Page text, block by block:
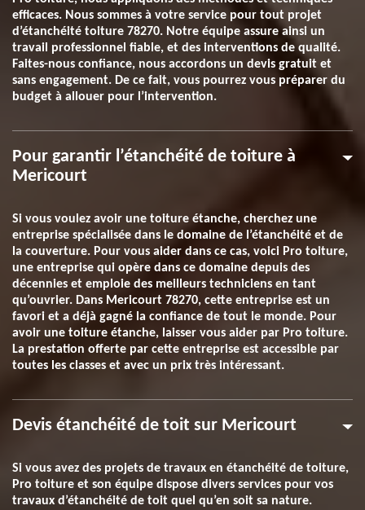
efficaces. Nous sommes à votre service pour tout projet
d’étanchéité toiture 78270. Notre équipe assure ainsi un
travail professionnel fiable, et des interventions de qualité.
Faites-nous confiance, nous accordons un devis gratuit et
sans engagement. De ce fait, vous pourrez vous préparer du
budget à allouer pour l’intervention.
Pour garantir l’étanchéité de toiture à
Mericourt
Si vous voulez avoir une toiture étanche, cherchez une
entreprise spécialisée dans le domaine de l’étanchéité et de
la couverture. Pour vous aider dans ce cas, voici Pro toiture,
une entreprise qui opère dans ce domaine depuis des
décennies et emploie des meilleurs techniciens en tant
qu’ouvrier. Dans Mericourt 78270, cette entreprise est un
favori et a déjà gagné la confiance de tout le monde. Pour
avoir une toiture étanche, laisser vous aider par Pro toiture.
La prestation offerte par cette entreprise est accessible par
toutes les classes et avec un prix très intéressant.
Devis étanchéité de toit sur Mericourt
Si vous avez des projets de travaux en étanchéité de toiture,
Pro toiture et son équipe dispose divers services pour vos
travaux d’étanchéité de toit quel qu’en soit sa nature.